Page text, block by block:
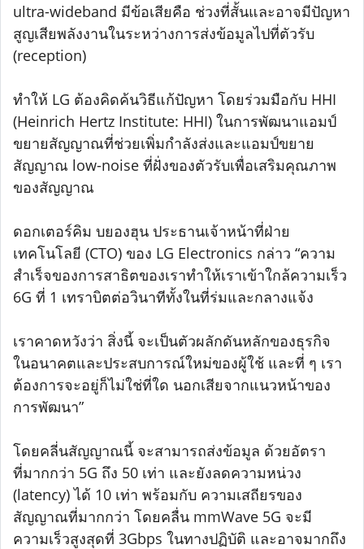
ultra-wideband มีข้อเสียคือ ช่วงที่สั้นและอาจมีปัญหา
สูญเสียพลังงานในระหว่างการส่งข้อมูลไปที่ตัวรับ
(reception)
ทำให้ LG ต้องคิดค้นวิธีแก้ปัญหา โดยร่วมมือกับ HHI
(Heinrich Hertz Institute: HHI) ในการพัฒนาแอมป์
ขยายสัญญาณที่ช่วยเพิ่มกำลังส่งและแอมป์ขยาย
สัญญาณ low-noise ที่ฝั่งของตัวรับเพื่อเสริมคุณภาพ
ของสัญญาณ
ดอกเตอร์คิม บยองฮุน ประธานเจ้าหน้าที่ฝ่าย
เทคโนโลยี (CTO) ของ LG Electronics กล่าว “ความ
สำเร็จของการสาธิตของเราทำให้เราเข้าใกล้ความเร็ว
6G ที่ 1 เทราบิตต่อวินาทีทั้งในที่ร่มและกลางแจ้ง
เราคาดหวังว่า สิ่งนี้ จะเป็นตัวผลักดันหลักของธุรกิจ
ในอนาคตและประสบการณ์ใหม่ของผู้ใช้ และที่ ๆ เรา
ต้องการจะอยู่ก็ไม่ใช่ที่ใด นอกเสียจากแนวหน้าของ
การพัฒนา”
โดยคลี่นสัญญาณนี้ จะสามารถส่งข้อมูล ด้วยอัตรา
ที่มากกว่า 5G ถึง 50 เท่า และยังลดความหน่วง
(latency) ได้ 10 เท่า พร้อมกับ ความเสถียรของ
สัญญาณที่มากกว่า โดยคลื่น mmWave 5G จะมี
ความเร็วสูงสุดที่ 3Gbps ในทางปฏิบัติ และอาจมากถึง